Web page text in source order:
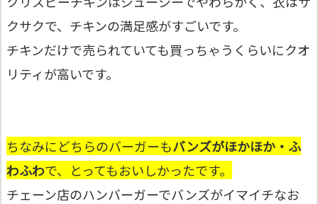
クサクで、チキンの満足感がすごいです。
チキンだけで売られていても買っちゃうくらいにクオ
リティが高いです。
ちなみにどちらのバーガーもバンズがほかほか・ふ
わふわで、とってもおいしかったです。
チェーン店のハンバーガーでバンズがイマイチなお